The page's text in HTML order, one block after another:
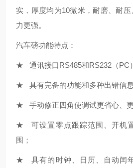
实，厚度均为10微米，耐磨、耐
力更强。
汽车磅功能特点：
★ 通讯接口RS485和RS232（PC
★ 具有完备的功能和多种出错信息
★ 手动修正四角使调试更省心、更
★ 可设置零点跟踪范围、开机
围；
★ 具有的时钟、日历、自动闰